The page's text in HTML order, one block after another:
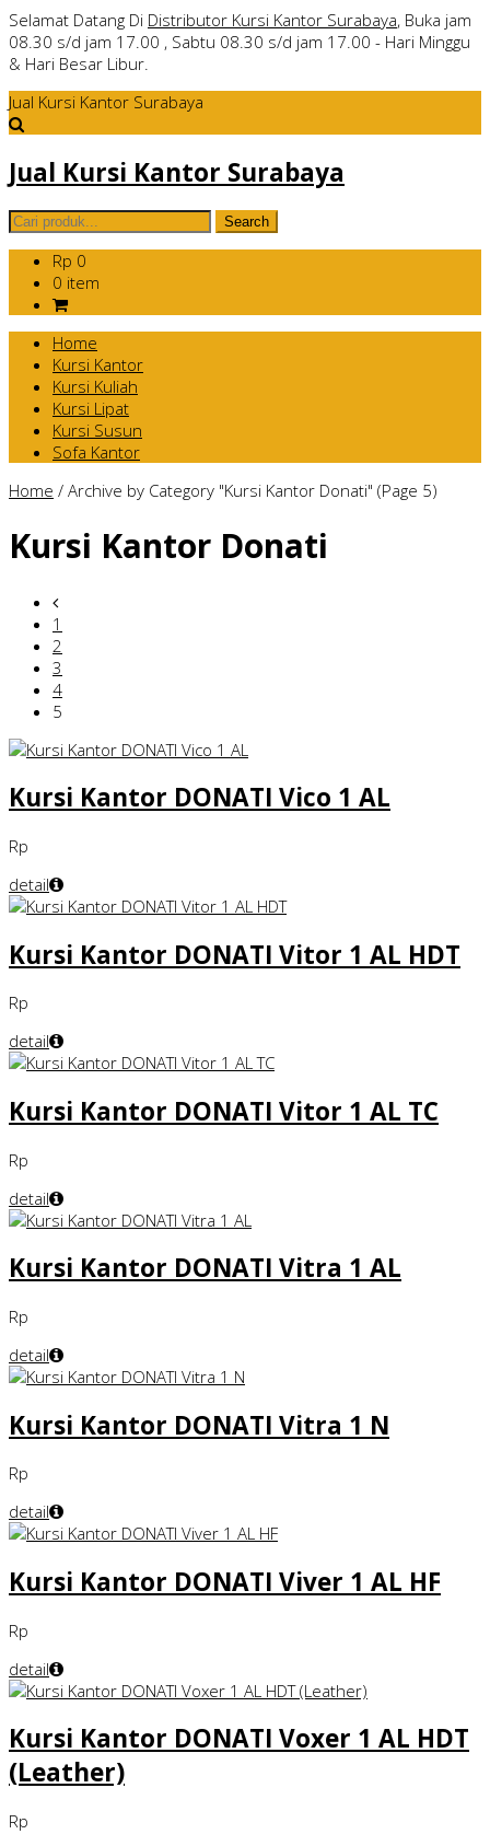
Selamat Datang Di Distributor Kursi Kantor Surabaya, Buka jam
08.30 s/d jam 17.00 , Sabtu 08.30 s/d jam 17.00 - Hari Minggu
& Hari Besar Libur.
Jual Kursi Kantor Surabaya
Jual Kursi Kantor Surabaya
Rp 0
0 item
Home
Kursi Kantor
Kursi Kuliah
Kursi Lipat
Kursi Susun
Sofa Kantor
Home / Archive by Category "Kursi Kantor Donati" (Page 5)
Kursi Kantor Donati
1
2
3
4
5
Kursi Kantor DONATI Vico 1 AL
Rp
detail
Kursi Kantor DONATI Vitor 1 AL HDT
Rp
detail
Kursi Kantor DONATI Vitor 1 AL TC
Rp
detail
Kursi Kantor DONATI Vitra 1 AL
Rp
detail
Kursi Kantor DONATI Vitra 1 N
Rp
detail
Kursi Kantor DONATI Viver 1 AL HF
Rp
detail
Kursi Kantor DONATI Voxer 1 AL HDT
(Leather)
Rp